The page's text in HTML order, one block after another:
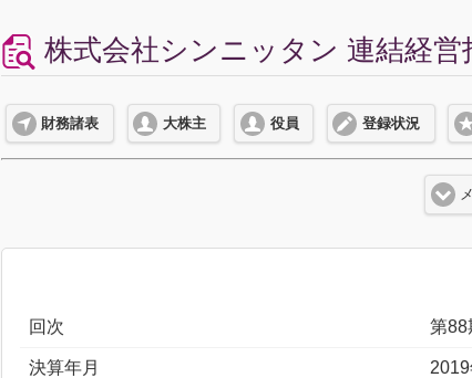
株式会社シンニッタン 連結経
財務諸表 大株主 役員 登録状況
回次 第88
決算年月 2019